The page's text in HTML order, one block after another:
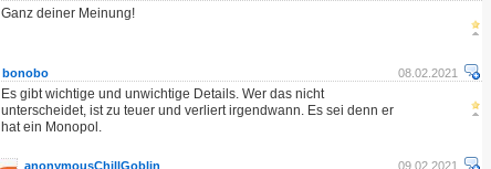
Ganz deiner Meinung!
08.02.2021
bonobo
Es gibt wichtige und unwichtige Details. Wer das nicht
unterscheidet, ist zu teuer und verliert irgendwann. Es sei denn er
hat ein Monopol.
09.02.2021
anonymousChillGoblin